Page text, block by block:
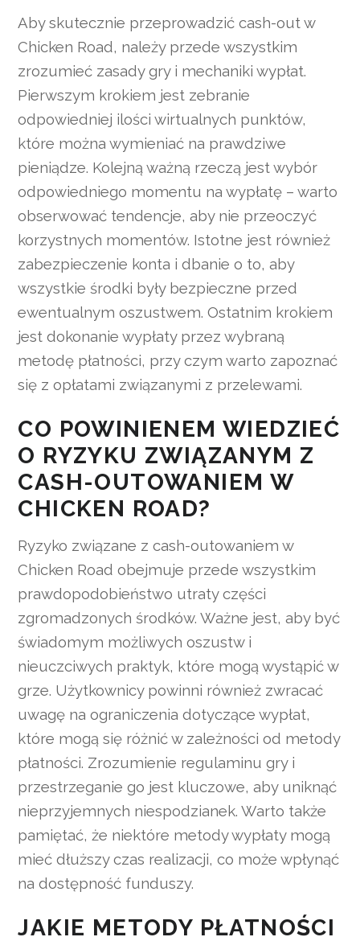
Aby skutecznie przeprowadzić cash-out w
Chicken Road, należy przede wszystkim
zrozumieć zasady gry i mechaniki wypłat.
Pierwszym krokiem jest zebranie
odpowiedniej ilości wirtualnych punktów,
które można wymieniać na prawdziwe
pieniądze. Kolejną ważną rzeczą jest wybór
odpowiedniego momentu na wypłatę – warto
obserwować tendencje, aby nie przeoczyć
korzystnych momentów. Istotne jest również
zabezpieczenie konta i dbanie o to, aby
wszystkie środki były bezpieczne przed
ewentualnym oszustwem. Ostatnim krokiem
jest dokonanie wypłaty przez wybraną
metodę płatności, przy czym warto zapoznać
się z opłatami związanymi z przelewami.
CO POWINIENEM WIEDZIEĆ
O RYZYKU ZWIĄZANYM Z
CASH-OUTOWANIEM W
CHICKEN ROAD?
Ryzyko związane z cash-outowaniem w
Chicken Road obejmuje przede wszystkim
prawdopodobieństwo utraty części
zgromadzonych środków. Ważne jest, aby być
świadomym możliwych oszustw i
nieuczciwych praktyk, które mogą wystąpić w
grze. Użytkownicy powinni również zwracać
uwagę na ograniczenia dotyczące wypłat,
które mogą się różnić w zależności od metody
płatności. Zrozumienie regulaminu gry i
przestrzeganie go jest kluczowe, aby uniknąć
nieprzyjemnych niespodzianek. Warto także
pamiętać, że niektóre metody wypłaty mogą
mieć dłuższy czas realizacji, co może wpłynąć
na dostępność funduszy.
JAKIE METODY PŁATNOŚCI